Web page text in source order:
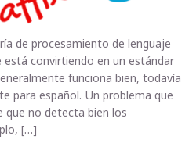
de procesamiento de lenguaje
está convirtiendo en un estándar
funciona bien, todavía
para español. Un problema que
que no detecta bien los
[…]